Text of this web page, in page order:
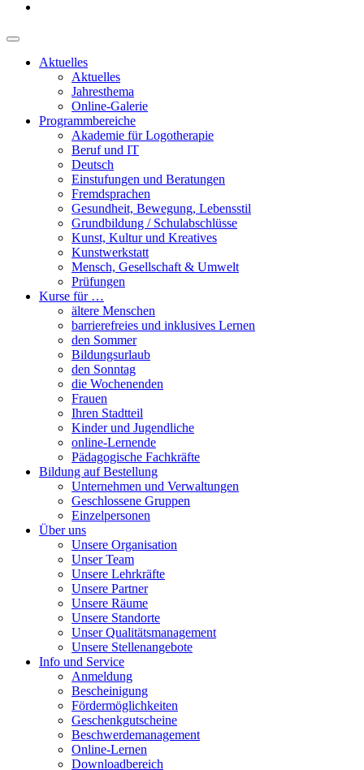
Aktuelles
Aktuelles
Jahresthema
Online-Galerie
Programmbereiche
Akademie für Logotherapie
Beruf und IT
Deutsch
Einstufungen und Beratungen
Fremdsprachen
Gesundheit, Bewegung, Lebensstil
Grundbildung / Schulabschlüsse
Kunst, Kultur und Kreatives
Kunstwerkstatt
Mensch, Gesellschaft & Umwelt
Prüfungen
Kurse für …
ältere Menschen
barrierefreies und inklusives Lernen
den Sommer
Bildungsurlaub
den Sonntag
die Wochenenden
Frauen
Ihren Stadtteil
Kinder und Jugendliche
online-Lernende
Pädagogische Fachkräfte
Bildung auf Bestellung
Unternehmen und Verwaltungen
Geschlossene Gruppen
Einzelpersonen
Über uns
Unsere Organisation
Unser Team
Unsere Lehrkräfte
Unsere Partner
Unsere Räume
Unsere Standorte
Unser Qualitätsmanagement
Unsere Stellenangebote
Info und Service
Anmeldung
Bescheinigung
Fördermöglichkeiten
Geschenkgutscheine
Beschwerdemanagement
Online-Lernen
Downloadbereich